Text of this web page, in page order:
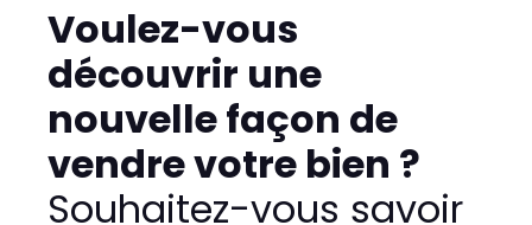
Voulez-vous
découvrir une
nouvelle façon de
vendre votre bien ?
Souhaitez-vous savoir